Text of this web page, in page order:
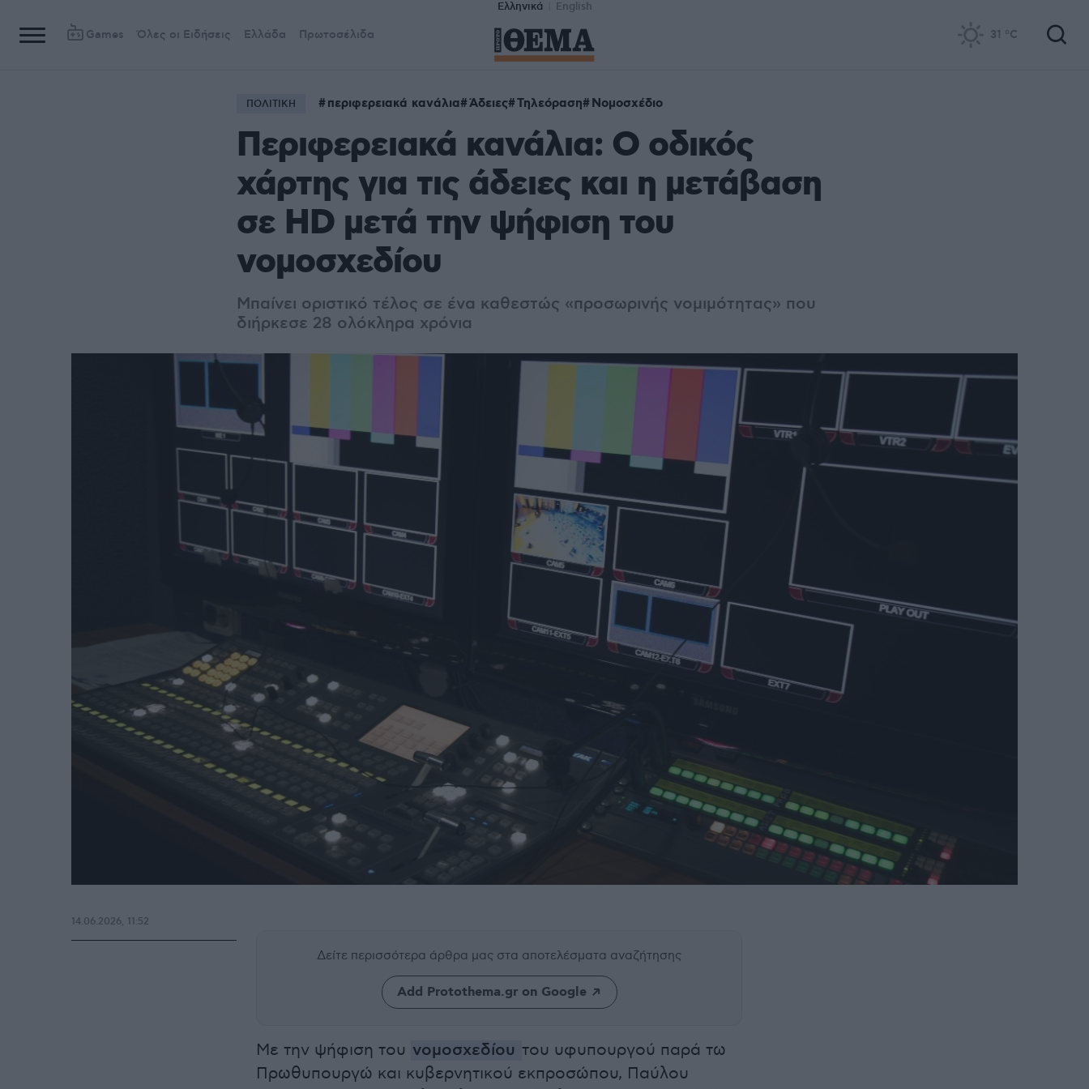
Ελληνικά English
Games Όλες οι Ειδήσεις Ελλάδα Πρωτοσέλιδα 31 °C
ΠΟΛΙΤΙΚΗ περιφερειακά κανάλια Άδειες Τηλεόραση Νομοσχέδιο
Περιφερειακά κανάλια: Ο οδικός
χάρτης για τις άδειες και η μετάβαση
σε HD μετά την ψήφιση του
νομοσχεδίου
Μπαίνει οριστικό τέλος σε ένα καθεστώς «προσωρινής νομιμότητας» που
διήρκεσε 28 ολόκληρα χρόνια
Δείτε περισσότερα άρθρα μας στα αποτελέσματα αναζήτησης
Add Protothema.gr on Google
Με την ψήφιση του νομοσχεδίου του υφυπουργού παρά τω
Πρωθυπουργώ και κυβερνητικού εκπροσώπου, Παύλου
14.06.2026, 11:52